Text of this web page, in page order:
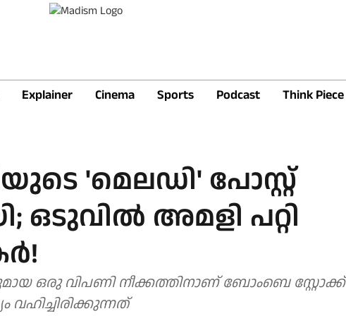
Explainer Cinema Sports Podcast Think Piece
'മെലഡി' പോസ്റ്റ്
ഒടുവില്‍ അമളി പറ്റി
ഒരു വിപണി നീക്കത്തിനാണ് ബോംബെ സ്റ്റോക്ക്